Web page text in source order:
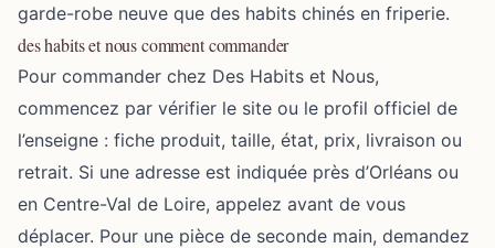
garde-robe neuve que des habits chinés en friperie.
des habits et nous comment commander
Pour commander chez Des Habits et Nous,
commencez par vérifier le site ou le profil officiel de
l’enseigne : fiche produit, taille, état, prix, livraison ou
retrait. Si une adresse est indiquée près d’Orléans ou
en Centre-Val de Loire, appelez avant de vous
déplacer. Pour une pièce de seconde main, demandez